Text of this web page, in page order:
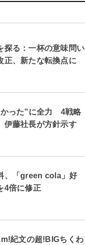
る：一杯の意味問い
、新たな転換点に
かった”に全力 4戦略
藤社長が方針示す
、「green cola」好
4倍に修正
紀文の超!BIGちくわ